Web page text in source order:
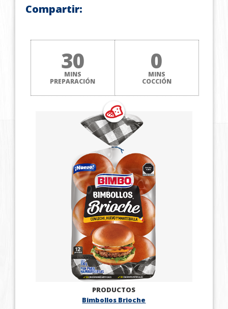
Compartir:
30
MINS
PREPARACIÓN
0
MINS
COCCIÓN
PRODUCTOS
Bimbollos Brioche